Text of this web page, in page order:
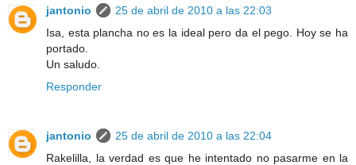
jantonio
25 de abril de 2010 a las 22:03
Isa, esta plancha no es la ideal pero da el pego. Hoy se ha
portado.
Un saludo.
Responder
jantonio
25 de abril de 2010 a las 22:04
Rakelilla, la verdad es que he intentado no pasarme en la